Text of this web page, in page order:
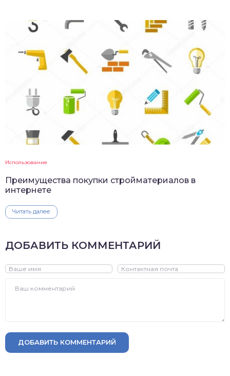
Использование
Преимущества покупки стройматериалов в
интернете
Читать далее
ДОБАВИТЬ КОММЕНТАРИЙ
ДОБАВИТЬ КОММЕНТАРИЙ